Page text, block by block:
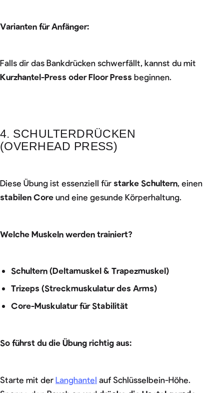
Varianten für Anfänger:
Falls dir das Bankdrücken schwerfällt, kannst du mit
Kurzhantel-Press oder Floor Press beginnen.
4. SCHULTERDRÜCKEN
(OVERHEAD PRESS)
Diese Übung ist essenziell für starke Schultern, einen
stabilen Core und eine gesunde Körperhaltung.
Welche Muskeln werden trainiert?
Schultern (Deltamuskel & Trapezmuskel)
Trizeps (Streckmuskulatur des Arms)
Core-Muskulatur für Stabilität
So führst du die Übung richtig aus:
Starte mit der Langhantel auf Schlüsselbein-Höhe.